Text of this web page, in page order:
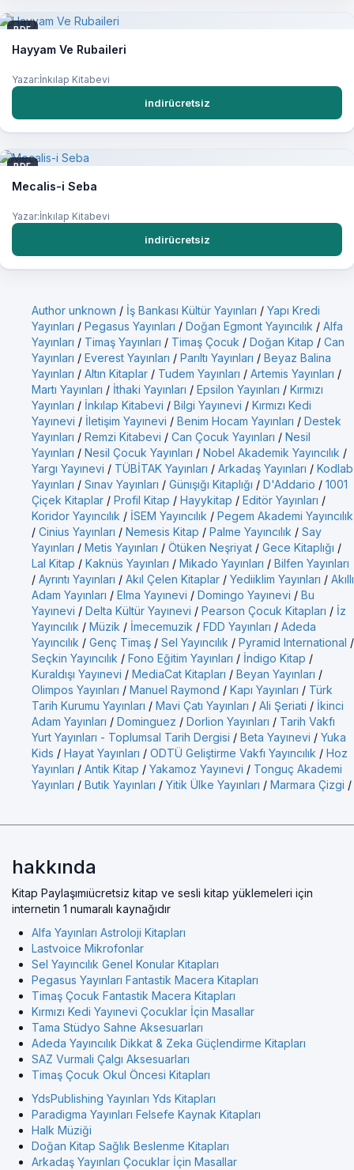
PDF
Hayyam Ve Rubaileri
Yazar:İnkılap Kitabevi
indirücretsiz
PDF
Mecalis-i Seba
Yazar:İnkılap Kitabevi
indirücretsiz
Author unknown / İş Bankası Kültür Yayınları / Yapı Kredi
Yayınları / Pegasus Yayınları / Doğan Egmont Yayıncılık / Alfa
Yayınları / Timaş Yayınları / Timaş Çocuk / Doğan Kitap / Can
Yayınları / Everest Yayınları / Parıltı Yayınları / Beyaz Balina
Yayınları / Altın Kitaplar / Tudem Yayınları / Artemis Yayınları /
Martı Yayınları / İthaki Yayınları / Epsilon Yayınları / Kırmızı
Yayınları / İnkılap Kitabevi / Bilgi Yayınevi / Kırmızı Kedi
Yayınevi / İletişim Yayınevi / Benim Hocam Yayınları / Destek
Yayınları / Remzi Kitabevi / Can Çocuk Yayınları / Nesil
Yayınları / Nesil Çocuk Yayınları / Nobel Akademik Yayıncılık /
Yargı Yayınevi / TÜBİTAK Yayınları / Arkadaş Yayınları / Kodlab
Yayınları / Sınav Yayınları / Günışığı Kitaplığı / D'Addario / 1001
Çiçek Kitaplar / Profil Kitap / Hayykitap / Editör Yayınları /
Koridor Yayıncılık / İSEM Yayıncılık / Pegem Akademi Yayıncılık
/ Cinius Yayınları / Nemesis Kitap / Palme Yayıncılık / Say
Yayınları / Metis Yayınları / Ötüken Neşriyat / Gece Kitaplığı /
Lal Kitap / Kaknüs Yayınları / Mikado Yayınları / Bilfen Yayınları
/ Ayrıntı Yayınları / Akıl Çelen Kitaplar / Yediiklim Yayınları / Akıllı
Adam Yayınları / Elma Yayınevi / Domingo Yayınevi / Bu
Yayınevi / Delta Kültür Yayınevi / Pearson Çocuk Kitapları / İz
Yayıncılık / Müzik / İmecemuzik / FDD Yayınları / Adeda
Yayıncılık / Genç Timaş / Sel Yayıncılık / Pyramid International /
Seçkin Yayıncılık / Fono Eğitim Yayınları / İndigo Kitap /
Kuraldışı Yayınevi / MediaCat Kitapları / Beyan Yayınları /
Olimpos Yayınları / Manuel Raymond / Kapı Yayınları / Türk
Tarih Kurumu Yayınları / Mavi Çatı Yayınları / Ali Şeriati / İkinci
Adam Yayınları / Dominguez / Dorlion Yayınları / Tarih Vakfı
Yurt Yayınları - Toplumsal Tarih Dergisi / Beta Yayınevi / Yuka
Kids / Hayat Yayınları / ODTÜ Geliştirme Vakfı Yayıncılık / Hoz
Yayınları / Antik Kitap / Yakamoz Yayınevi / Tonguç Akademi
Yayınları / Butik Yayınları / Yitik Ülke Yayınları / Marmara Çizgi /
hakkında
Kitap Paylaşımıücretsiz kitap ve sesli kitap yüklemeleri için
internetin 1 numaralı kaynağıdır
Alfa Yayınları Astroloji Kitapları
Lastvoice Mikrofonlar
Sel Yayıncılık Genel Konular Kitapları
Pegasus Yayınları Fantastik Macera Kitapları
Timaş Çocuk Fantastik Macera Kitapları
Kırmızı Kedi Yayınevi Çocuklar İçin Masallar
Tama Stüdyo Sahne Aksesuarları
Adeda Yayıncılık Dikkat & Zeka Güçlendirme Kitapları
SAZ Vurmali Çalgı Aksesuarları
Timaş Çocuk Okul Öncesi Kitapları
YdsPublishing Yayınları Yds Kitapları
Paradigma Yayınları Felsefe Kaynak Kitapları
Halk Müziği
Doğan Kitap Sağlık Beslenme Kitapları
Arkadaş Yayınları Çocuklar İçin Masallar